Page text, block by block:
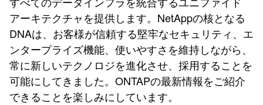
アーキテクチャを提供します。NetAppの核となる
DNAは、お客様が信頼する堅牢なセキュリティ、エ
ンタープライズ機能、使いやすさを維持しながら、
常に新しいテクノロジを進化させ、採用することを
可能にしてきました。ONTAPの最新情報をご紹介
できることを楽しみにしています。